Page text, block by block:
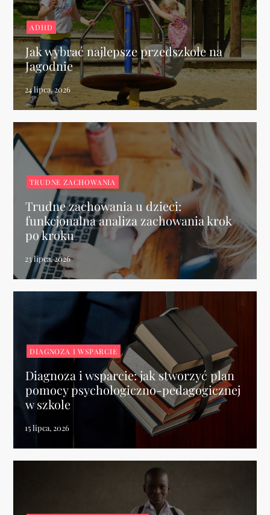
ADHD
Jak wybrać najlepsze przedszkole na
Jagodnie
TRUDNE ZACHOWANIA
Trudne zachowania u dzieci:
funkcjonalna analiza zachowania krok
po kroku
DIAGNOZA I WSPARCIE
Diagnoza i wsparcie: jak stworzyć plan
pomocy psychologiczno-pedagogicznej
w szkole